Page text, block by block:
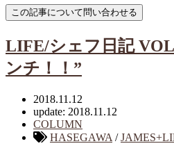
LIFE/シェフ日記
ンチ！！”
2018.11.12
update: 2018.11.12
COLUMN
HASEGAWA /